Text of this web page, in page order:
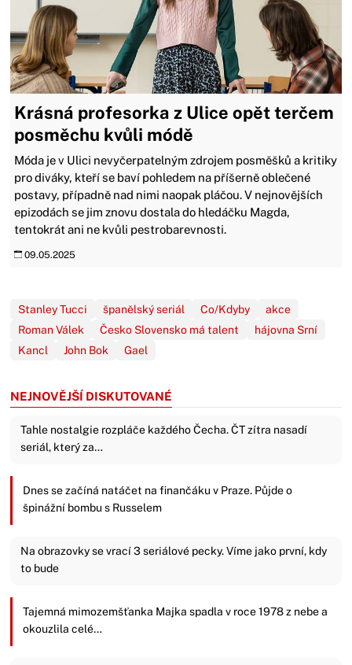
Krásná profesorka z Ulice opět terčem
posměchu kvůli módě
Móda je v Ulici nevyčerpatelným zdrojem posměšků a kritiky
pro diváky, kteří se baví pohledem na příšerně oblečené
postavy, případně nad nimi naopak pláčou. V nejnovějších
epizodách se jim znovu dostala do hledáčku Magda,
tentokrát ani ne kvůli pestrobarevnosti.
09.05.2025
Stanley Tucci španělský seriál Co/Kdyby
akce
Roman Válek
Česko Slovensko má talent
hájovna Srní
Kancl
John Bok Gael
NEJNOVĚJŠÍ DISKUTOVANÉ
Tahle nostalgie rozpláče každého Čecha. ČT zítra nasadí
seriál, který za…
Dnes se začíná natáčet na finančáku v Praze. Půjde o
špinážní bombu s Russelem
Na obrazovky se vrací 3 seriálové pecky. Víme jako první, kdy
to bude
Tajemná mimozemšťanka Majka spadla v roce 1978 z nebe a
okouzlila celé…